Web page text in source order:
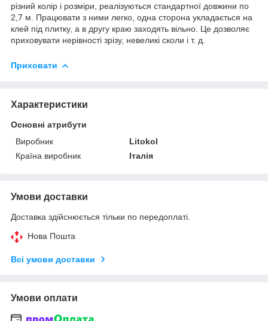
різний колір і розміри, реалізуються стандартної довжини по
2,7 м. Працювати з ними легко, одна сторона укладається на
клей під плитку, а в другу краю заходять вільно. Це дозволяє
приховувати нерівності зрізу, невеликі сколи і т. д.
Приховати
Характеристики
Основні атрибути
Виробник
Litokol
Країна виробник
Італія
Умови доставки
Доставка здійснюється тільки по передоплаті.
Нова Пошта
Всі умови доставки
Умови оплати